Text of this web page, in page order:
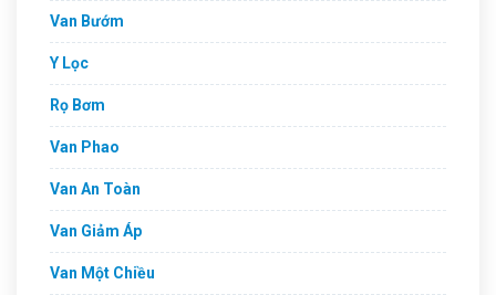
Van Bướm
Y Lọc
Rọ Bơm
Van Phao
Van An Toàn
Van Giảm Áp
Van Một Chiều